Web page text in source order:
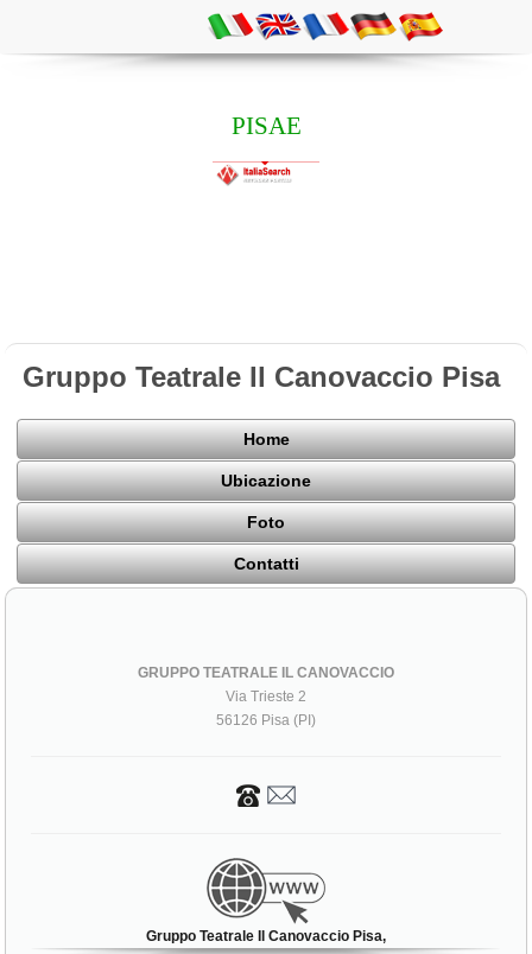
PISAE
Gruppo Teatrale Il Canovaccio Pisa
Home
Ubicazione
Foto
Contatti
GRUPPO TEATRALE IL CANOVACCIO
Via Trieste 2
56126 Pisa (PI)
Gruppo Teatrale Il Canovaccio Pisa,